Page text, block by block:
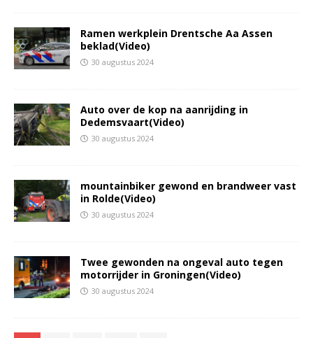
Ramen werkplein Drentsche Aa Assen
beklad(Video)
30 augustus 2024
Auto over de kop na aanrijding in
Dedemsvaart(Video)
30 augustus 2024
mountainbiker gewond en brandweer vast
in Rolde(Video)
30 augustus 2024
Twee gewonden na ongeval auto tegen
motorrijder in Groningen(Video)
30 augustus 2024